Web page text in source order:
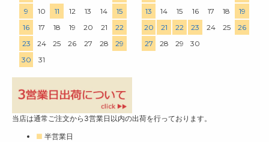
9
10 11 12 13 14
15
16
17 18 19 20 21
22
23
24 25 26 27 28
29
30
31
13
14 15 16 17 18
19
20
21 22 23 24 25
26
27
28 29 30
当店は通常ご注文から3営業日以内の出荷を行っております。
■ 半営業日